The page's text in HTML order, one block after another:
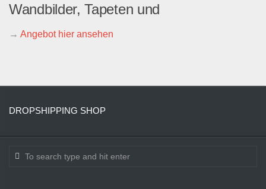
Wandbilder, Tapeten und
→ Angebot hier ansehen
DROPSHIPPING SHOP